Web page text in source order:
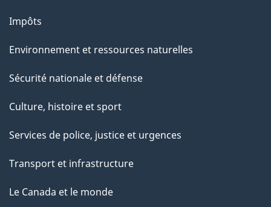
Impôts
Environnement et ressources naturelles
Sécurité nationale et défense
Culture, histoire et sport
Services de police, justice et urgences
Transport et infrastructure
Le Canada et le monde